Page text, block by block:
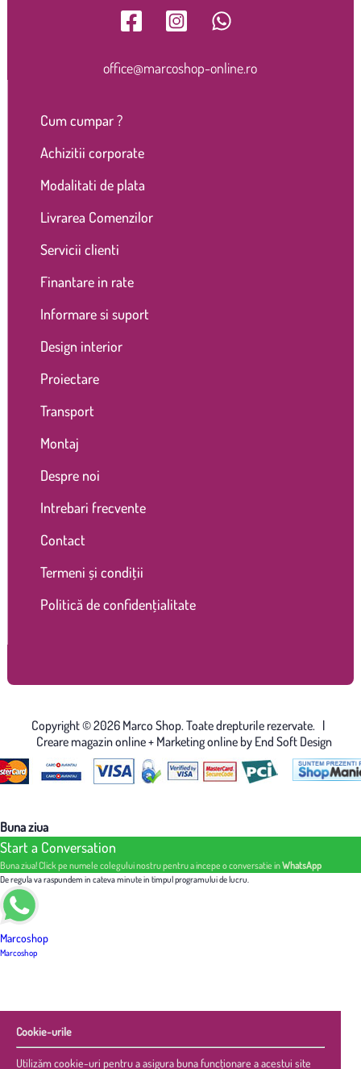
office@marcoshop-online.ro
Cum cumpar ?
Achizitii corporate
Modalitati de plata
Livrarea Comenzilor
Servicii clienti
Finantare in rate
Informare si suport
Design interior
Proiectare
Transport
Montaj
Despre noi
Intrebari frecvente
Contact
Termeni și condiții
Politică de confidențialitate
Copyright © 2026 Marco Shop. Toate drepturile rezervate. |
Creare magazin online+ Marketing online by End Soft Design
Buna ziua
Start a Conversation
Buna ziua! Click pe numele colegului nostru pentru a incepe o conversatie inWhatsApp
De regula va raspundem in cateva minute in timpul programului de lucru.
Marcoshop
Marcoshop
Cookie-urile
Utilizăm cookie-uri pentru a asigura buna funcționare a acestui site